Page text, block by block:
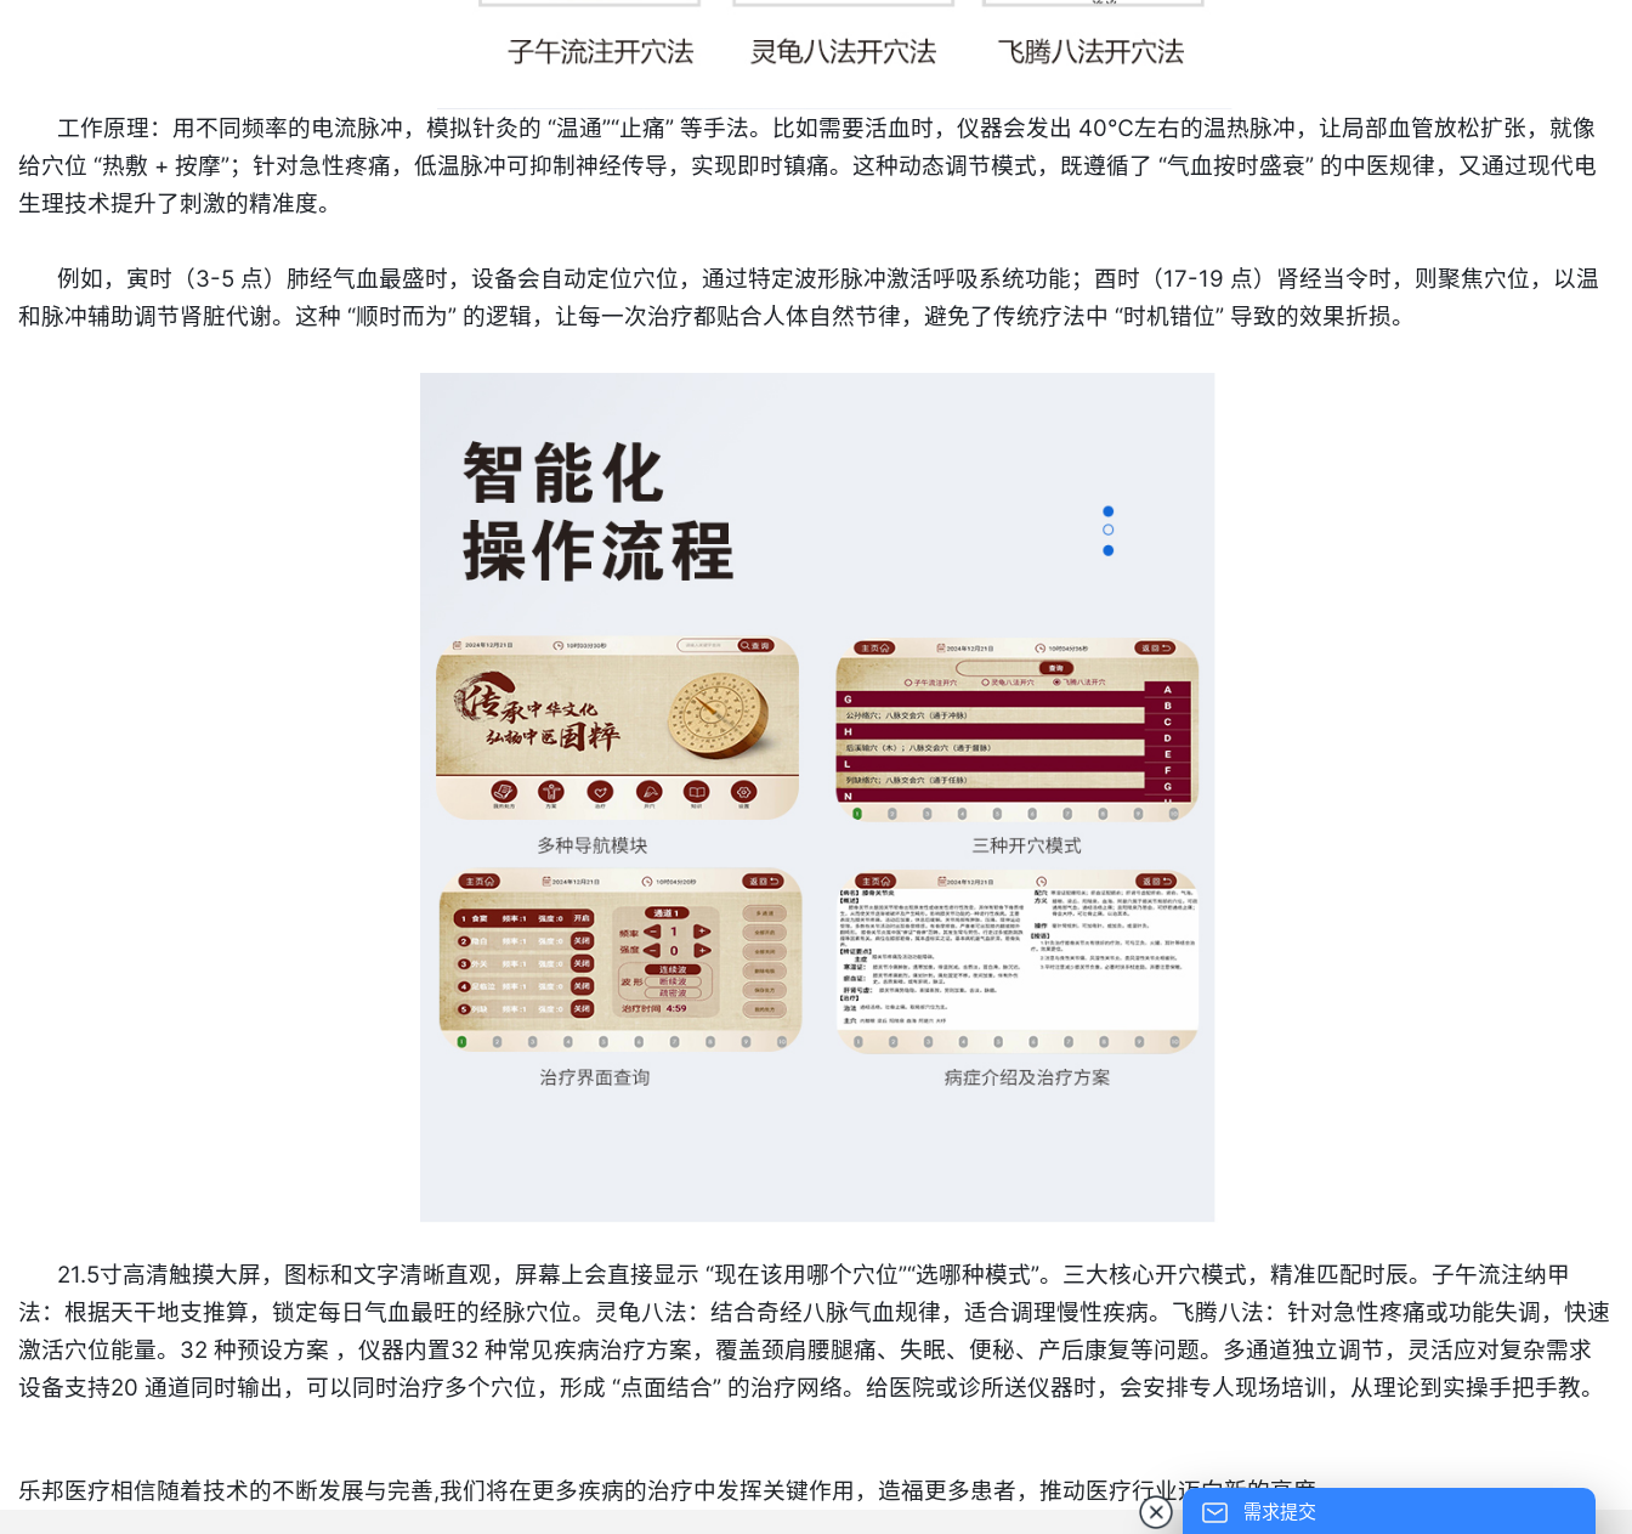
工作原理：用不同频率的电流脉冲，模拟针灸的 “温通”“止痛” 等手法。比如需要活血时，仪器会发出 40℃左右的温热脉冲，让局部血管放松扩张，就像
给穴位 “热敷 + 按摩”； 针对急性疼痛，低温脉冲可抑制神经传导，实现即时镇痛。这种动态调节模式，既遵循了 “气血按时盛衰” 的中医规律，又通过现代电
生理技术提升了刺激的精准度。
例如，寅时（3-5 点）肺经气血最盛时，设备会自动定位穴位，通过特定波形脉冲激活呼吸系统功能；酉时（17-19 点）肾经当令时，则聚焦穴位，以温
和脉冲辅助调节肾脏代谢。这种 “顺时而为” 的逻辑，让每一次治疗都贴合人体自然节律，避免了传统疗法中 “时机错位” 导致的效果折损。​
21.5寸高清触摸大屏，图标和文字清晰直观，屏幕上会直接显示 “现在该用哪个穴位”“选哪种模式”。三大核心开穴模式，精准匹配时辰。 ​子午流注纳甲
法：根据天干地支推算，锁定每日气血最旺的经脉穴位。​ 灵龟八法：结合奇经八脉气血规律，适合调理慢性疾病。​ 飞腾八法：针对急性疼痛或功能失调，快速
激活穴位能量。​ 32 种预设方案 ， 仪器内置32 种常见疾病治疗方案，覆盖颈肩腰腿痛、失眠、便秘、产后康复等问题。 多通道独立调节，灵活应对复杂需求
设备支持20 通道同时输出 ， 可以同时治疗多个穴位， 形成 “点面结合” 的治疗网络。 给医院或诊所送仪器时，会安排专人现场培训，从理论到实操手把手教。
乐邦医疗相信随着技术的不断发展与完善,我们将在更多疾病的治疗中发挥关键作用，造福更多患者，推动医疗行业迈向新的高度。
需求提交